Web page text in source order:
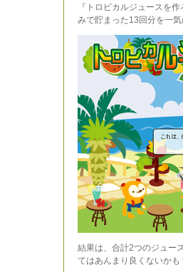
『トロピカルジュースを
みで貯まった13回分を一
結果は、合計2つのジュー
てはあんまり良くないか